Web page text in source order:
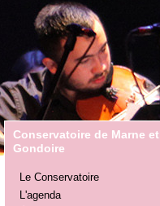
Conservatoire de Marne et
Gondoire
Le Conservatoire
L'agenda